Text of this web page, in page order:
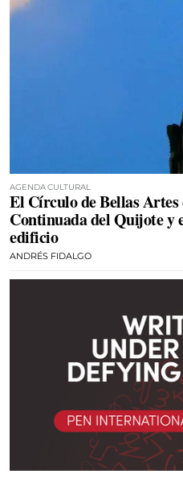
AGENDA CULTURAL
El Círculo de Bellas
Continuada del Quijote y
edificio
ANDRÉS FIDALGO